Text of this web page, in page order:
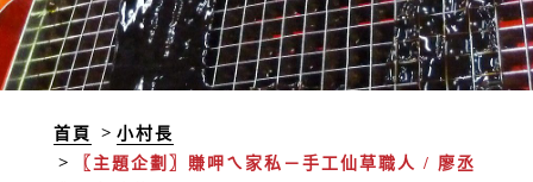
首頁
小村長
〖主題企劃〗賺呷ㄟ家私－手工仙草職人 / 廖丞